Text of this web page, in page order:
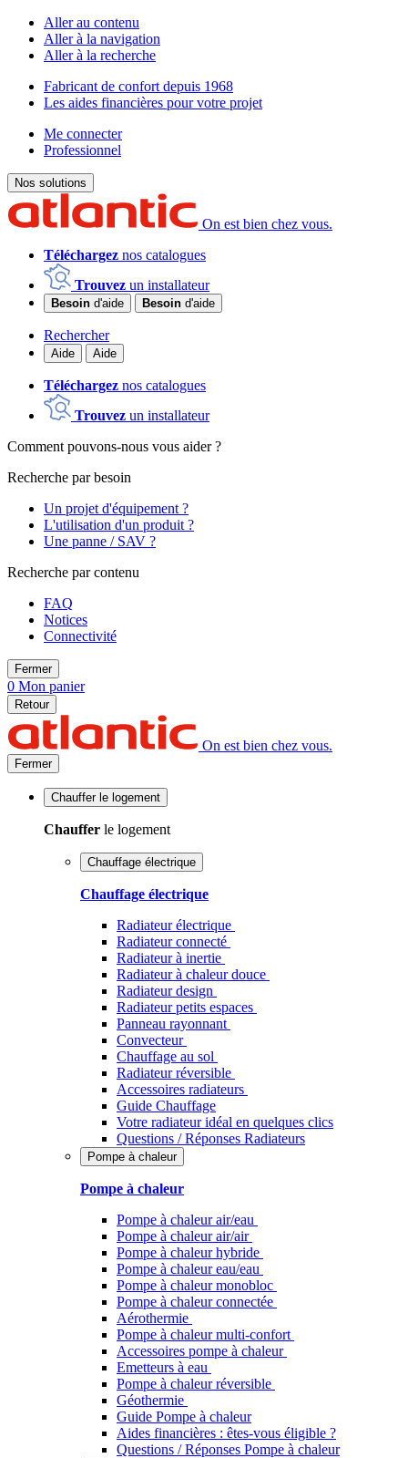
Aller au contenu
Aller à la navigation
Aller à la recherche
Fabricant de confort depuis 1968
Les aides financières pour votre projet
Me connecter
Professionnel
Nos solutions
On est bien chez vous.
Téléchargez nos catalogues
Trouvez un installateur
Besoin d'aide Besoin d'aide
Rechercher
Aide Aide
Téléchargez nos catalogues
Trouvez un installateur
Comment pouvons-nous vous aider ?
Recherche par besoin
Un projet d'équipement ?
L'utilisation d'un produit ?
Une panne / SAV ?
Recherche par contenu
FAQ
Notices
Connectivité
Fermer
0 Mon panier
Retour
On est bien chez vous.
Fermer
Chauffer le logement
Chauffer le logement
Chauffage électrique
Chauffage électrique
Radiateur électrique
Radiateur connecté
Radiateur à inertie
Radiateur à chaleur douce
Radiateur design
Radiateur petits espaces
Panneau rayonnant
Convecteur
Chauffage au sol
Radiateur réversible
Accessoires radiateurs
Guide Chauffage
Votre radiateur idéal en quelques clics
Questions / Réponses Radiateurs
Pompe à chaleur
Pompe à chaleur
Pompe à chaleur air/eau
Pompe à chaleur air/air
Pompe à chaleur hybride
Pompe à chaleur​ eau/eau
Pompe à chaleur monobloc
Pompe à chaleur connectée
Aérothermie
Pompe à chaleur multi-confort
Accessoires pompe à chaleur
Emetteurs à eau
Pompe à chaleur réversible
Géothermie
Guide Pompe à chaleur
Aides financières : êtes-vous éligible ?
Questions / Réponses Pompe à chaleur